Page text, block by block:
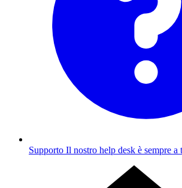
Supporto Il nostro help desk è sempre a